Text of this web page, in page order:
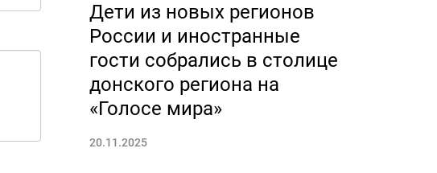
Дети из новых регионов
России и иностранные
гости собрались в столице
донского региона на
«Голосе мира»
20.11.2025